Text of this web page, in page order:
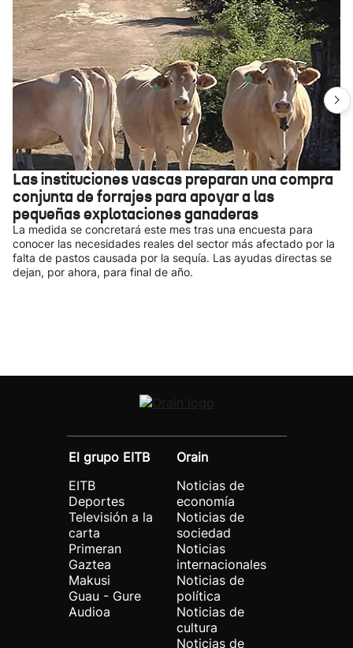
Las instituciones vascas preparan una compra
conjunta de forrajes para apoyar a las
pequeñas explotaciones ganaderas
La medida se concretará este mes tras una encuesta para
conocer las necesidades reales del sector más afectado por la
falta de pastos causada por la sequía. Las ayudas directas se
dejan, por ahora, para final de año.
El grupo EITB
EITB
Deportes
Televisión a la
carta
Primeran
Gaztea
Makusi
Guau - Gure
Audioa
Orain
Noticias de
economía
Noticias de
sociedad
Noticias
internacionales
Noticias de
política
Noticias de
cultura
Noticias de